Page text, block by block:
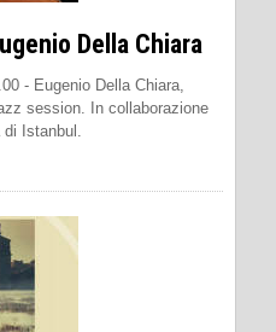
Della Chiara
- Eugenio Della Chiara,
session. In collaborazione
Istanbul.